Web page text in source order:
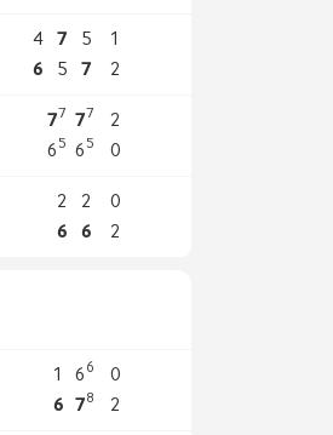
4 7
5
6
5 7
1
2
77 77
65 65
2
0
2
2
6
6
0
2
1 6 6
6 78
0
2